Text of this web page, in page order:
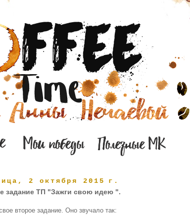
2 октября 2015 г.
задание ТП "Зажги свою идею ".
второе задание. Оно звучало так: